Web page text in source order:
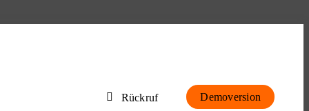
Rückruf Demoversion